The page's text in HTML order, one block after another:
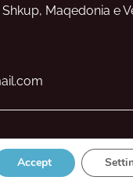
Maqedonia e
Accept